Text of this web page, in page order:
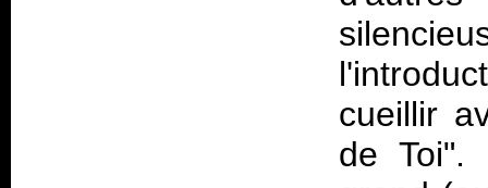
cueillir
de Toi".